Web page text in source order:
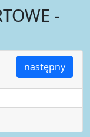
-
następny